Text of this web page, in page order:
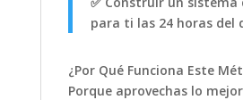
para ti las 24 horas del
¿Por Qué Funciona Este
Porque aprovechas lo